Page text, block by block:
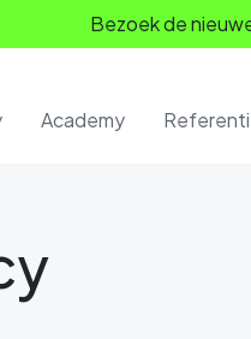
Bezoek de
Academy